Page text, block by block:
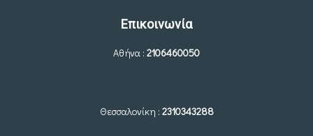
Επικοινωνία
Αθήνα : 2106460050
Θεσσαλονίκη : 2310343288